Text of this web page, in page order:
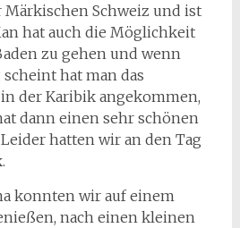
Märkischen Schweiz und ist
hat auch die Möglichkeit
zu gehen und wenn
hat man das
der Karibik angekommen,
dann einen sehr schönen
hatten wir an den Tag
konnten wir auf einem
nach einen kleinen